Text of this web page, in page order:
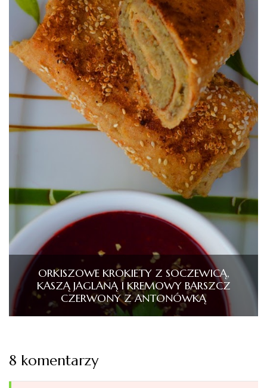
ORKISZOWE KROKIETY Z SOCZEWICĄ,
KASZĄ JAGLANĄ I KREMOWY BARSZCZ
CZERWONY Z ANTONÓWKĄ
8 komentarzy